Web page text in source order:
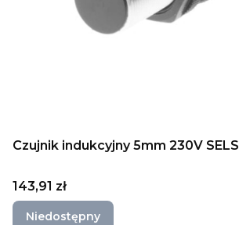
Czujnik indukcyjny 5mm 230V SELS
Cena
143,91 zł
Niedostępny